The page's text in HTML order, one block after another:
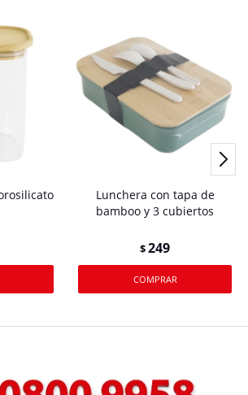
Lunchera con tapa de
bamboo y 3 cubiertos
$249